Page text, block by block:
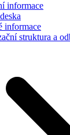
informace
informace
struktura a